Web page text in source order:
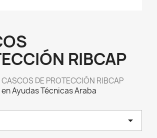
RIBCAP
CASCOS DE PROTECCIÓN RIBCAP
Ayudas Técnicas Araba
